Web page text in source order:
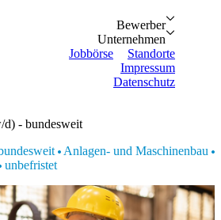
BewerberBewerber
Vorteile
Unternehmen
Unternehmen
Personalanfrage
Jobbörse
Standorte
Impressum
Datenschutz
d) - bundesweit
Anlagen- und Maschinenbau
unbefristet